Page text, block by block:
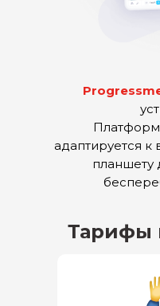
адаптируется
планшету
Тарифы